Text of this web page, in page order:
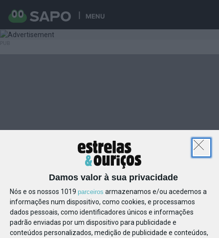
MENU
Damos valor à sua privacidade
Nós e os nossos 1019 parceiros armazenamos e/ou acedemos a
informações num dispositivo, como cookies, e processamos
dados pessoais, como identificadores únicos e informações
padrão enviadas por um dispositivo para publicidade e
conteúdos personalizados, medição de publicidade e conteúdos,